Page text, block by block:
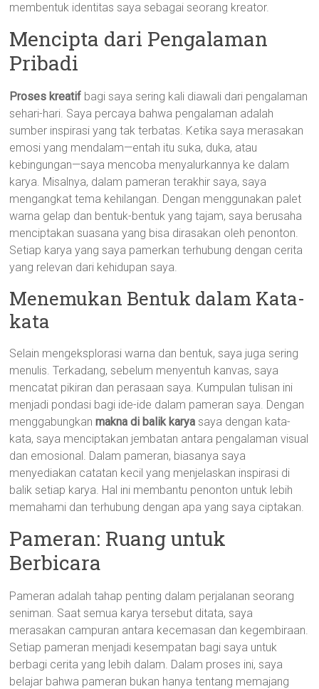
membentuk identitas saya sebagai seorang kreator.
Mencipta dari Pengalaman
Pribadi
Proses kreatif bagi saya sering kali diawali dari pengalaman
sehari-hari. Saya percaya bahwa pengalaman adalah
sumber inspirasi yang tak terbatas. Ketika saya merasakan
emosi yang mendalam—entah itu suka, duka, atau
kebingungan—saya mencoba menyalurkannya ke dalam
karya. Misalnya, dalam pameran terakhir saya, saya
mengangkat tema kehilangan. Dengan menggunakan palet
warna gelap dan bentuk-bentuk yang tajam, saya berusaha
menciptakan suasana yang bisa dirasakan oleh penonton.
Setiap karya yang saya pamerkan terhubung dengan cerita
yang relevan dari kehidupan saya.
Menemukan Bentuk dalam Kata-
kata
Selain mengeksplorasi warna dan bentuk, saya juga sering
menulis. Terkadang, sebelum menyentuh kanvas, saya
mencatat pikiran dan perasaan saya. Kumpulan tulisan ini
menjadi pondasi bagi ide-ide dalam pameran saya. Dengan
menggabungkanmakna di balik karya saya dengan kata-
kata, saya menciptakan jembatan antara pengalaman visual
dan emosional. Dalam pameran, biasanya saya
menyediakan catatan kecil yang menjelaskan inspirasi di
balik setiap karya. Hal ini membantu penonton untuk lebih
memahami dan terhubung dengan apa yang saya ciptakan.
Pameran: Ruang untuk
Berbicara
Pameran adalah tahap penting dalam perjalanan seorang
seniman. Saat semua karya tersebut ditata, saya
merasakan campuran antara kecemasan dan kegembiraan.
Setiap pameran menjadi kesempatan bagi saya untuk
berbagi cerita yang lebih dalam. Dalam proses ini, saya
belajar bahwa pameran bukan hanya tentang memajang